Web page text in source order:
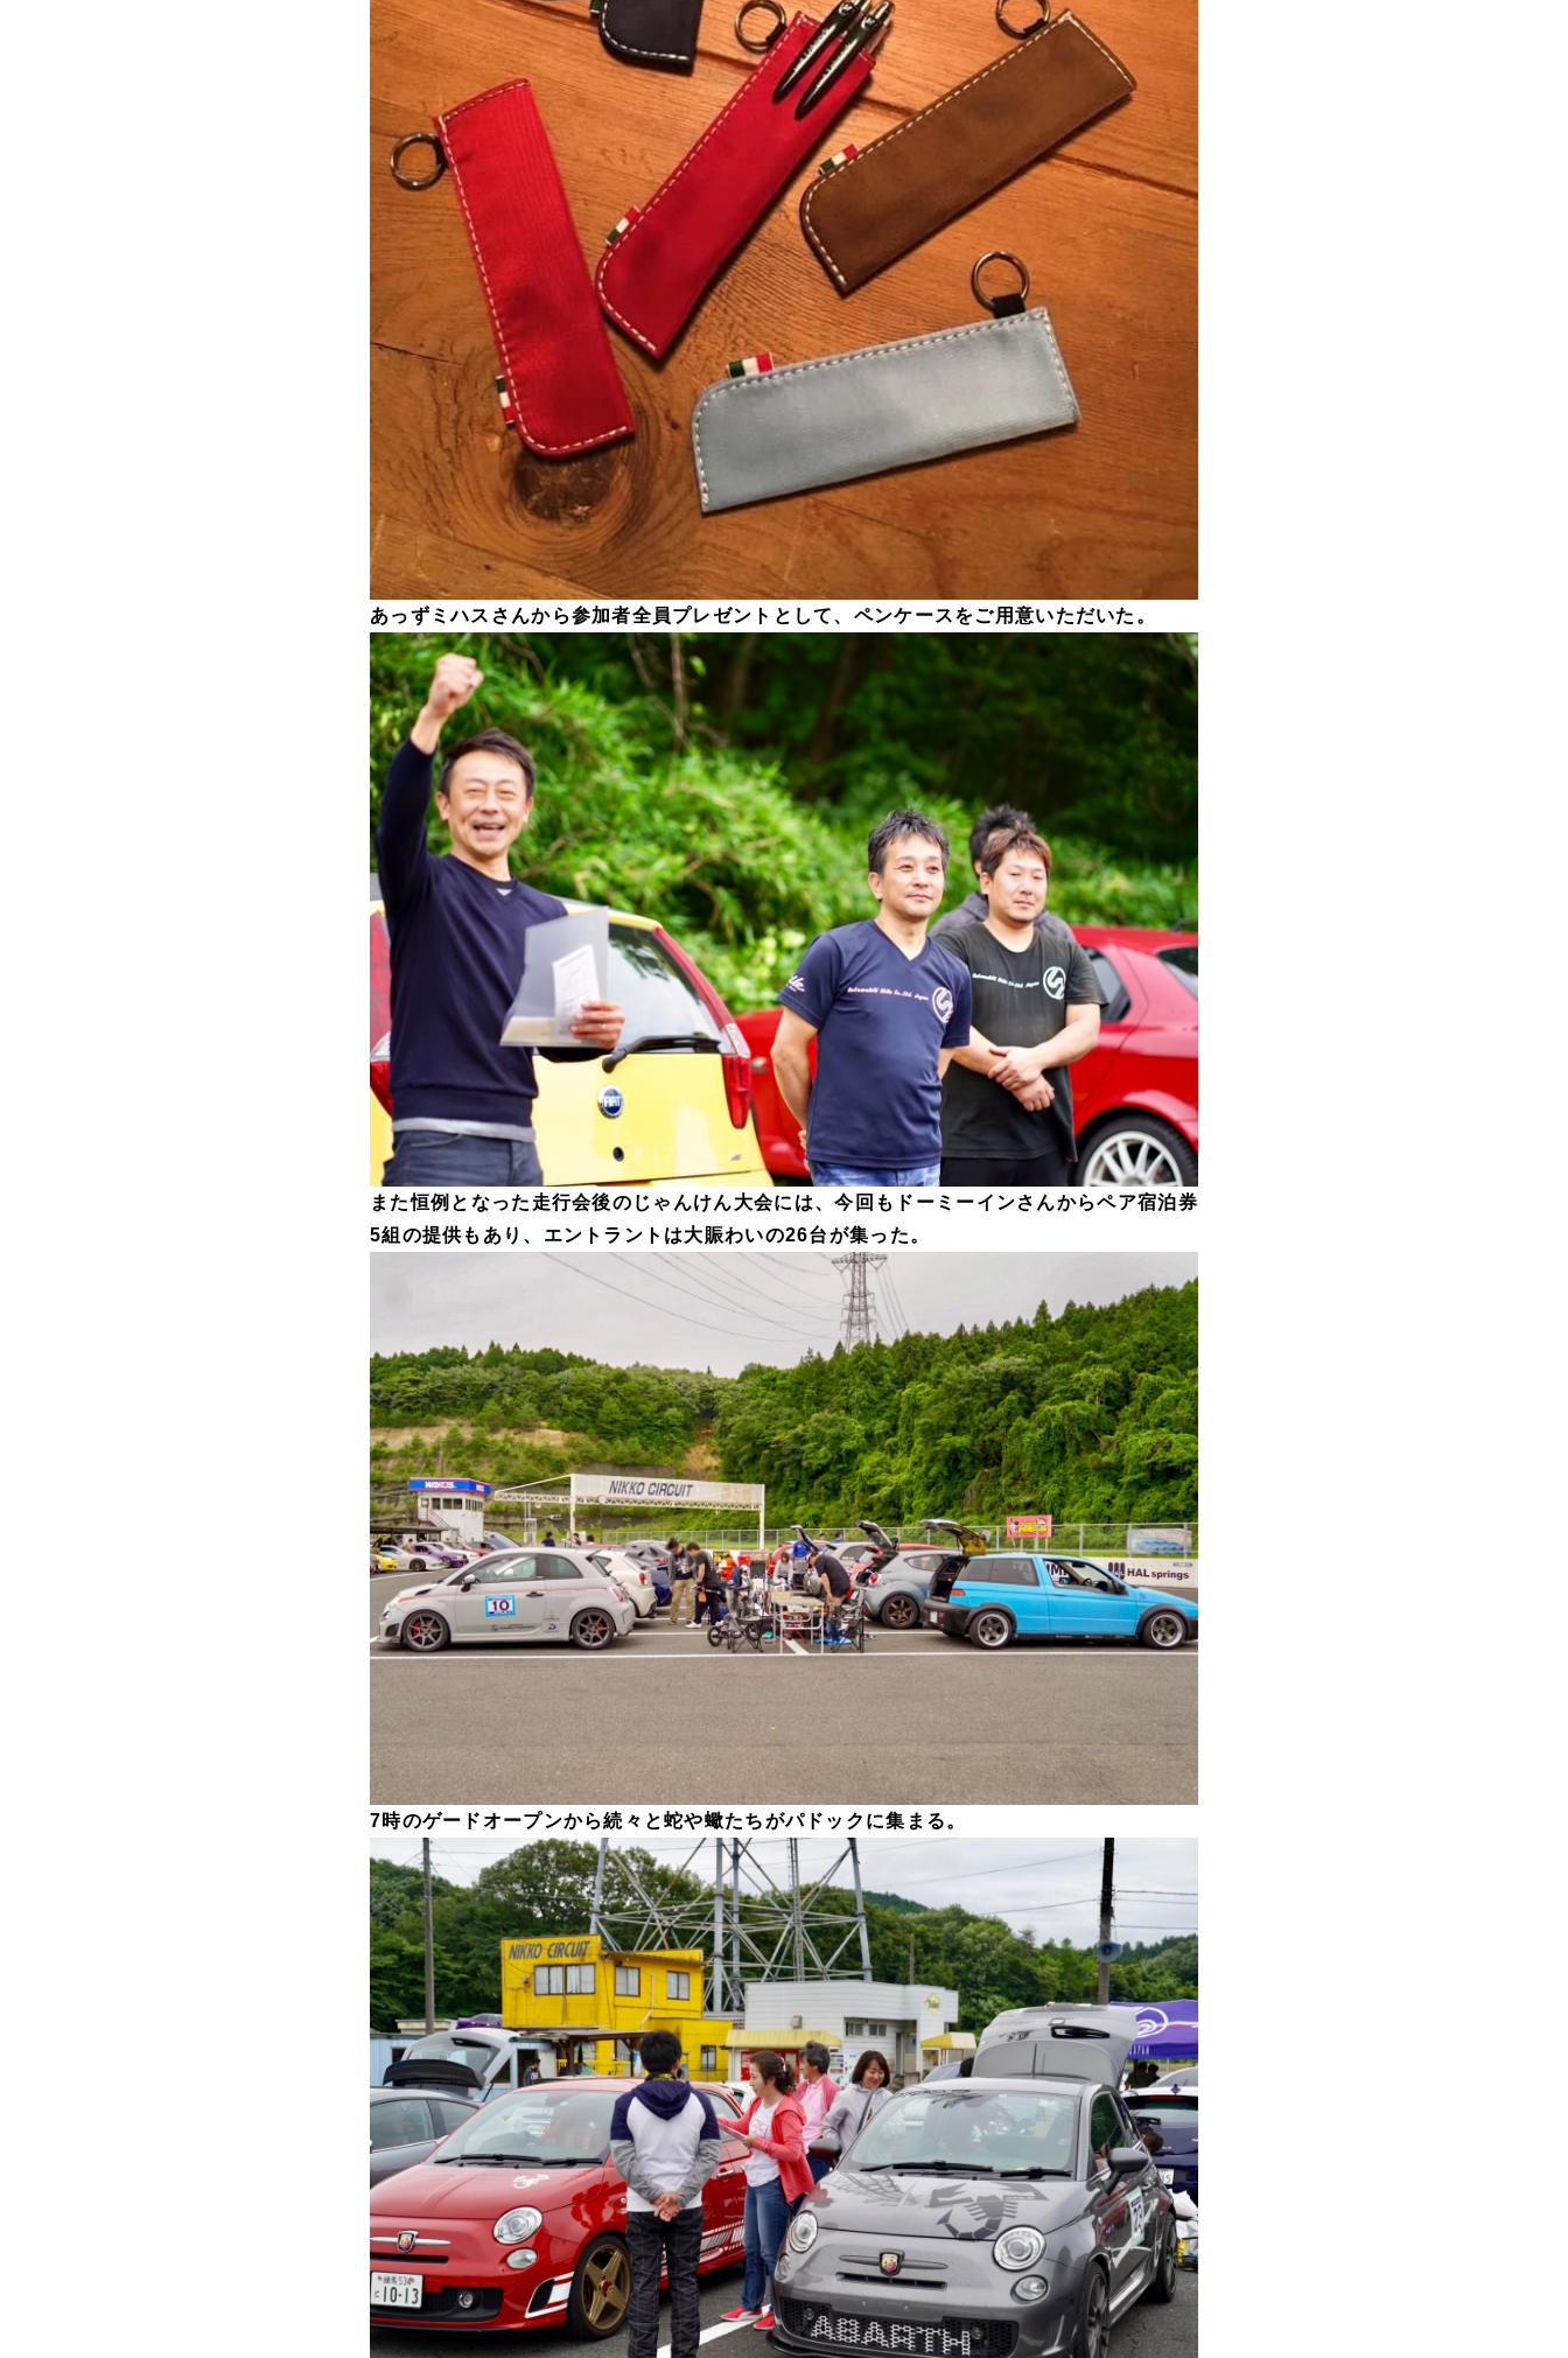
あっずミハスさんから参加者全員プレゼントとして、ペンケースをご用意いただいた。
また恒例となった走行会後のじゃんけん大会には、今回もドーミーインさんからペア宿泊券
5組の提供もあり、エントラントは大賑わいの26台が集った。
7時のゲードオープンから続々と蛇や蠍たちがパドックに集まる。